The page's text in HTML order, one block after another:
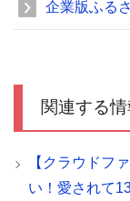
企業版ふる
関連する情
【クラウドフ
い！愛されて